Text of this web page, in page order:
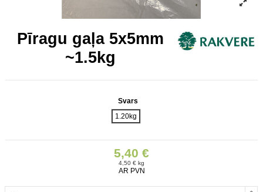
Pīragu gaļa 5x5mm
~1.5kg
Svars
1.20kg
5,40 €
4,50 € kg
AR PVN